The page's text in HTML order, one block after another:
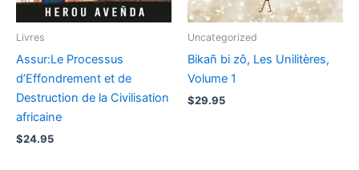
Livres
Assur:Le Processus
d’Effondrement et de
Destruction de la Civilisation
africaine
$24.95
Uncategorized
Bikañ bi zô, Les Unilitères,
Volume 1
$29.95